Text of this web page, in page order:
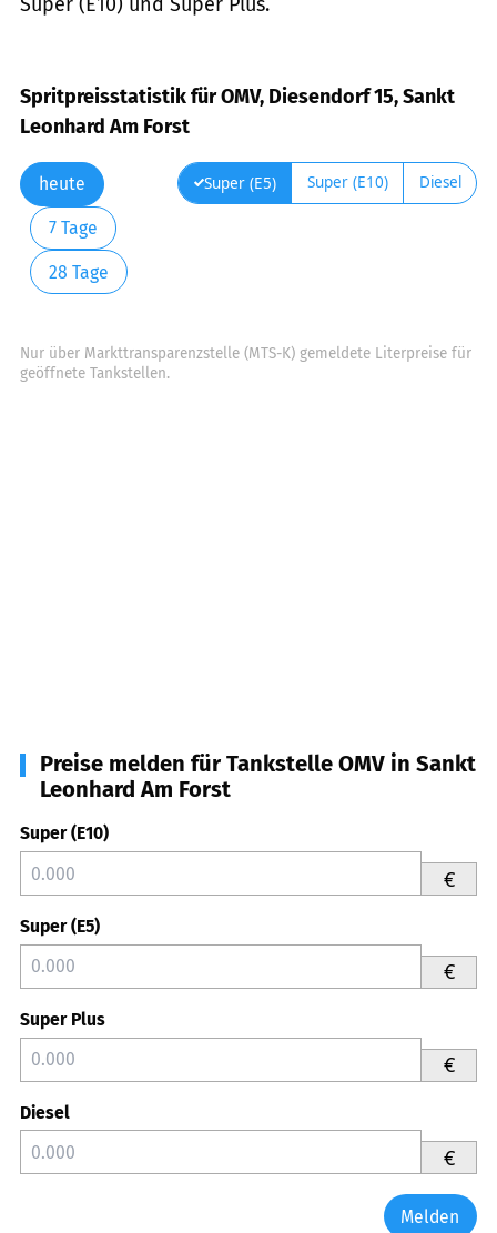
Spritpreisstatistik für OMV, Diesendorf 15, Sankt
Leonhard Am Forst
heute
7 Tage
28 Tage
Super (E5) Super (E10) Diesel
Nur über Markttransparenzstelle (MTS-K) gemeldete Literpreise für
geöffnete Tankstellen.
Preise melden für Tankstelle OMV in Sankt
Leonhard Am Forst
Super (E10)
€
Super (E5)
€
Super Plus
€
Diesel
€
Melden